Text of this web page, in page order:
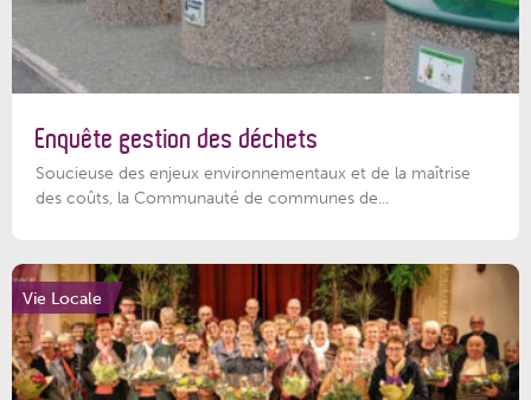
Enquête gestion des déchets
Soucieuse des enjeux environnementaux et de la maîtrise
des coûts, la Communauté de communes de...
Vie Locale